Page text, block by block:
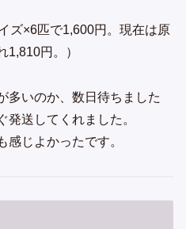
ズ×6匹で1,600円。現在は原
1,810円。）
多いのか、数日待ちました
発送してくれました。
感じよかったです。